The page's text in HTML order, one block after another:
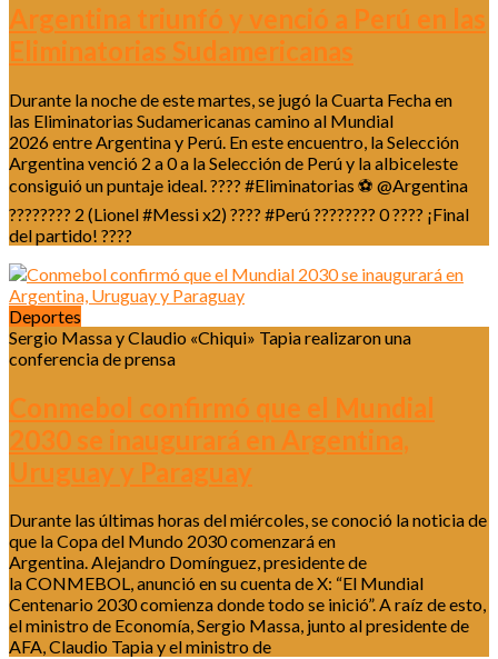
Argentina triunfó y venció a Perú en las
Eliminatorias Sudamericanas
Durante la noche de este martes, se jugó la Cuarta Fecha en
las Eliminatorias Sudamericanas camino al Mundial
2026 entre Argentina y Perú. En este encuentro, la Selección
Argentina venció 2 a 0 a la Selección de Perú y la albiceleste
consiguió un puntaje ideal. ???? #Eliminatorias ⚽ @Argentina
???????? 2 (Lionel #Messi x2) ???? #Perú ???????? 0 ???? ¡Final
del partido! ????
Deportes
Sergio Massa y Claudio «Chiqui» Tapia realizaron una
conferencia de prensa
Conmebol confirmó que el Mundial
2030 se inaugurará en Argentina,
Uruguay y Paraguay
Durante las últimas horas del miércoles, se conoció la noticia de
que la Copa del Mundo 2030 comenzará en
Argentina. Alejandro Domínguez, presidente de
la CONMEBOL, anunció en su cuenta de X: “El Mundial
Centenario 2030 comienza donde todo se inició”. A raíz de esto,
el ministro de Economía, Sergio Massa, junto al presidente de
AFA, Claudio Tapia y el ministro de